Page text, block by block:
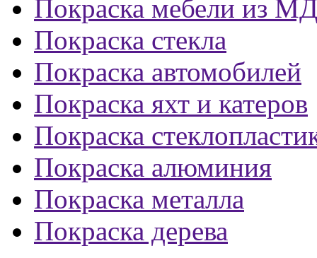
Покраска мебели из
Покраска стекла
Покраска автомобилей
Покраска яхт и катеров
Покраска
Покраска алюминия
Покраска металла
Покраска дерева